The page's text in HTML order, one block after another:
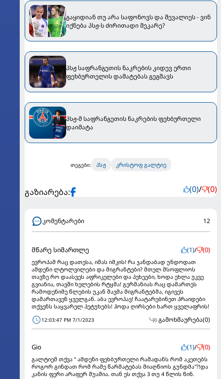
გაყიდიან თუ არა საფონოვს და შევალიეს - ვინ
იქნება პსჟ-ს ძირითადი მეკარე?
პსჟ საფრანგეთის ნაკრების კიდევ ერთი
ფეხბურთელის დამატებას გეგმავს
პსჟ-მ საფრანგეთის ნაკრების ფეხბურთელი
დაიმატა
თეგები: პსჟ კრისტოფ გალტიე
გაზიარება: (0)/ (0)
კომენტარები 12
მწარე სიმართლე (1)/ (0)
ევროპამ რაც დათესა, იმას იმკის! რა ჯანდაბად უნდოდათ
ამდენი ლტოლვილები და მიგრანტები? მთელ მსოფლიოს
თავზე რო დაასვეს აფრიკელები და პეხეები, ხოდა ეხლა უკვე
გვიანია, თავში ხელების რტყმა! გერმანიას რაც დამართეს
რამოდენიმე წლების უკან შავმა მიგრანტებმა, იგივეს
დამართავენ ყველგან. აბა ევროპავ! ჩაატარებინეთ პრაიდები
თქვენს საყვარელ პეტუხებს! ჰოდა ღირსები ხართ ყველაფრის!
12:03:47 PM 7/1/2023 გამოხმაურება(0)
Gio (1)/ (0)
გალტიემ თქვა " ამდენი ფეხბურთელი რამადანს რომ აკეთებს
როგორ გინდათ რომ რამე წარმატებას მიაღწიოს გუნდმა"?!და
კანის ფერი არაფერ შუაშია. თან ეს თქვა 3 თუ 4 წლის წინ.